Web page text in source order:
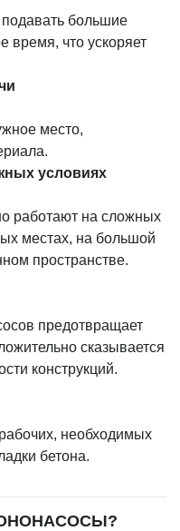
большие
время, что ускоряет
место,
условиях
работают на сложных
местах, на большой
пространстве.
предотвращает
сказывается
конструкций.
необходимых
бетона.